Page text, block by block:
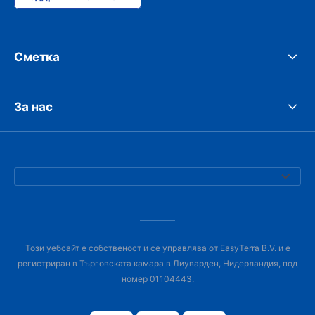
Сметка
За нас
Този уебсайт е собственост и се управлява от EasyTerra B.V. и е
регистриран в Търговската камара в Лиуварден, Нидерландия, под
номер 01104443.